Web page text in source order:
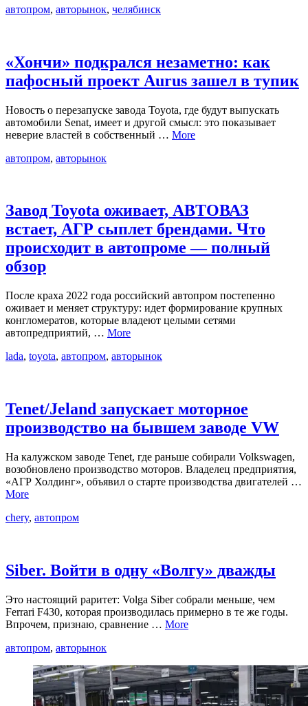
автопром, авторынок, челябинск
«Хончи» подкрался незаметно: как
пафосный проект Aurus зашел в тупик
Новость о перезапуске завода Toyota, где будут выпускать
автомобили Senat, имеет и другой смысл: это показывает
неверие властей в собственный … More
автопром, авторынок
Завод Toyota оживает, АВТОВАЗ
встает, АГР сыплет брендами. Что
происходит в автопроме — полный
обзор
После краха 2022 года российский автопром постепенно
оживает и меняет структуру: идет формирование крупных
конгломератов, которые владеют целыми сетями
автопредприятий, … More
lada, toyota, автопром, авторынок
Tenet/Jeland запускает моторное
производство на бывшем заводе VW
На калужском заводе Tenet, где раньше собирали Volkswagen,
возобновлено производство моторов. Владелец предприятия,
«АГР Холдинг», объявил о старте производства двигателей …
More
chery, автопром
Siber. Войти в одну «Волгу» дважды
Это настоящий раритет: Volga Siber собрали меньше, чем
Ferrari F430, которая производилась примерно в те же годы.
Впрочем, признаю, сравнение … More
автопром, авторынок